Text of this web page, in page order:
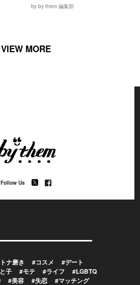
by by them 編集部
VIEW MORE
Follow Us
ナ磨き #コスメ
#デート
子 #モテ #ライフ
#LGBTQ
#美容 #失恋 #マッチング